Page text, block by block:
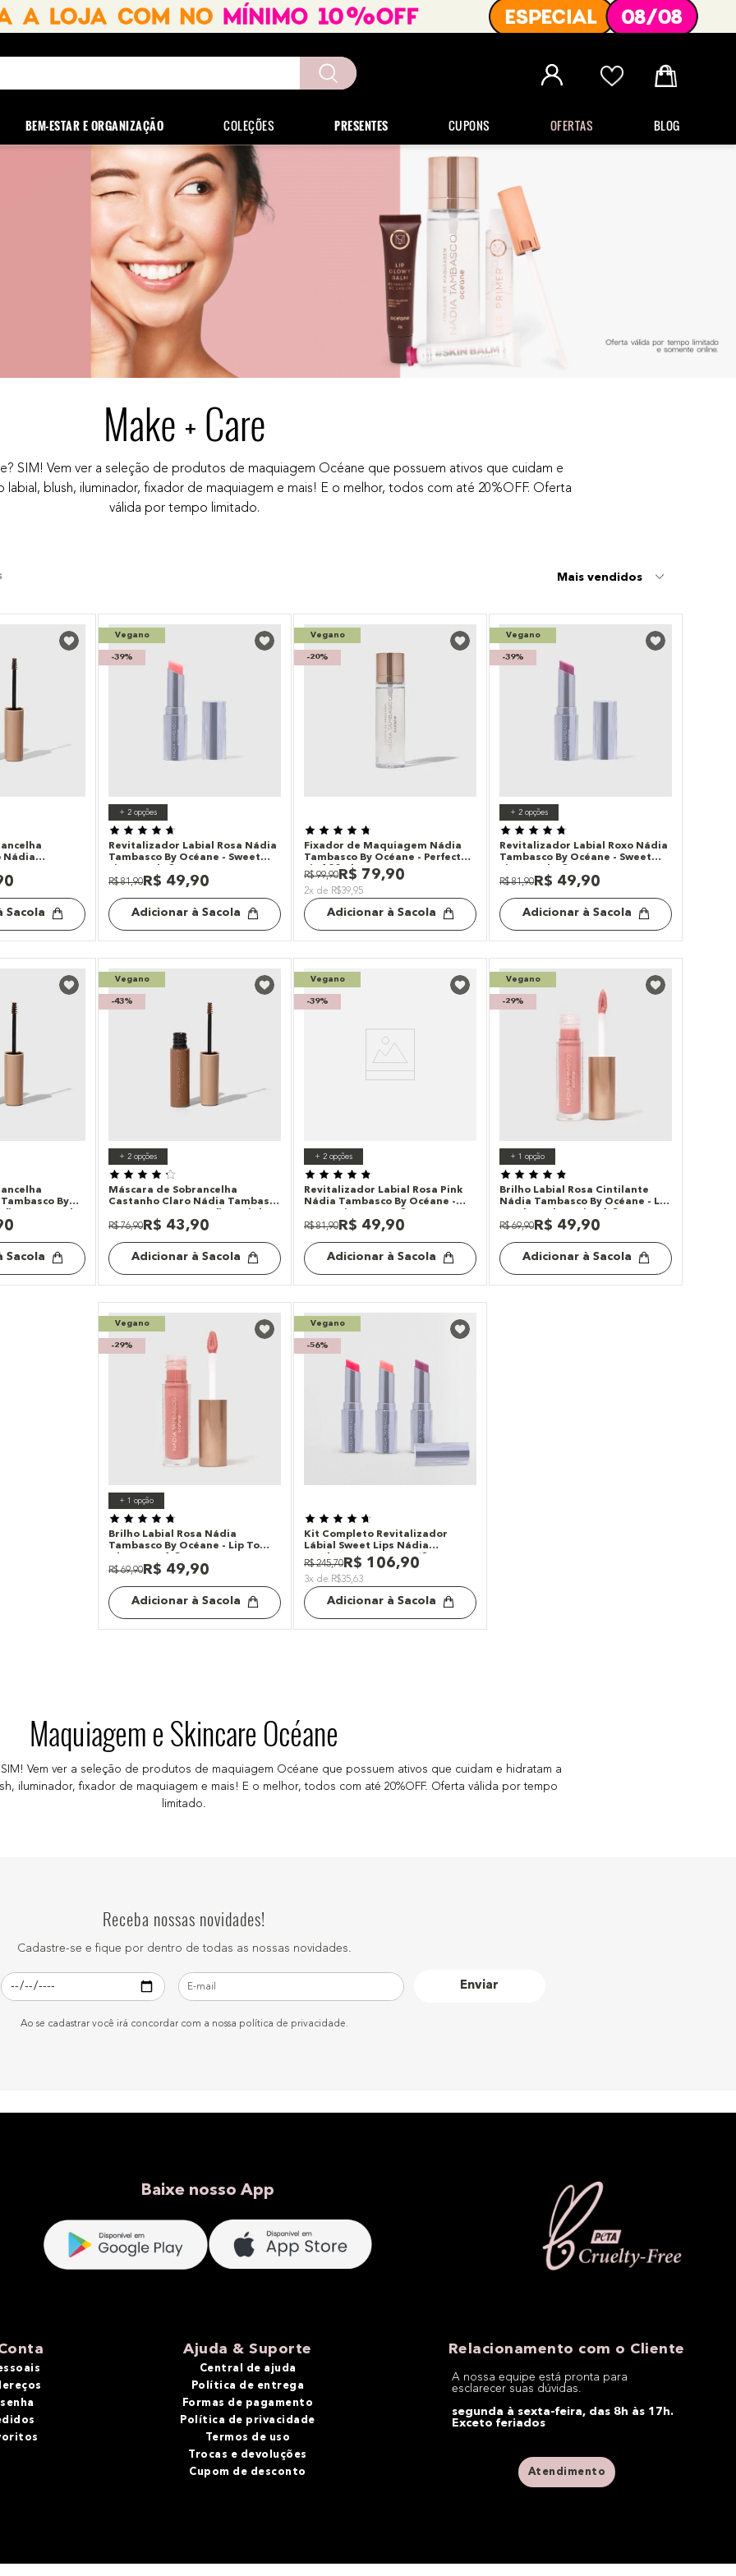
BEM-ESTAR E ORGANIZAÇÃO COLEÇÕES PRESENTES CUPONS OFERTAS BLOG
Make + Care
SIM! Vem ver a seleção de produtos de maquiagem Océane que possuem ativos que cuidam e
labial, blush, iluminador, fixador de maquiagem e mais! E o melhor, todos com até 20%OFF. Oferta
válida por tempo limitado.
Mais vendidos
Nádia
5ml
Sacola
Vegano
-39%
+ 2 opções
Revitalizador Labial Rosa Nádia
Tambasco By Océane - Sweet
R$ 81,90 R$ 49,90
Adicionar à Sacola
Vegano
-20%
Fixador de Maquiagem Nádia
Tambasco By Océane - Perfect
Fix 100ml
R$ 99,90 R$ 79,90
2x de R$39,95
Adicionar à Sacola
Vegano
-39%
+ 2 opções
Revitalizador Labial Roxo Nádia
Tambasco By Océane - Sweet
R$ 81,90 R$ 49,90
Adicionar à Sacola
By
Sacola
Vegano
-43%
+ 2 opções
Máscara de Sobrancelha
Castanho Claro Nádia Tambasco
Brown 5ml
R$ 76,90 R$ 43,90
Adicionar à Sacola
Vegano
-39%
+ 2 opções
Revitalizador Labial Rosa Pink
Nádia Tambasco By Océane -
R$ 81,90 R$ 49,90
Adicionar à Sacola
Vegano
-29%
+ 1 opção
Brilho Labial Rosa Cintilante
Nádia Tambasco By Océane - Lip
R$ 69,90 R$ 49,90
Adicionar à Sacola
Vegano
-29%
+ 1 opção
Brilho Labial Rosa Nádia
Tambasco By Océane - Lip To
R$ 69,90 R$ 49,90
Adicionar à Sacola
Vegano
-56%
Kit Completo Revitalizador
Lábial Sweet Lips Nádia
Tambasco By Océane (3
Produtos)
R$ 245,70 R$ 106,90
3x de R$35,63
Adicionar à Sacola
Maquiagem e Skincare Océane
Vem ver a seleção de produtos de maquiagem Océane que possuem ativos que cuidam e hidratam a
iluminador, fixador de maquiagem e mais! E o melhor, todos com até 20%OFF. Oferta válida por tempo
limitado.
Receba nossas novidades!
Cadastre-se e fique por dentro de todas as nossas novidades.
Enviar
Ao se cadastrar você irá concordar com a nossa política de privacidade.
Baixe nosso App
Ajuda & Suporte
Central de ajuda
Política de entrega
Formas de pagamento
Política de privacidade
Termos de uso
Trocas e devoluções
Cupom de desconto
Relacionamento com o Cliente
A nossa equipe está pronta para
esclarecer suas dúvidas.
segunda à sexta-feira, das 8h às 17h.
Exceto feriados
Atendimento